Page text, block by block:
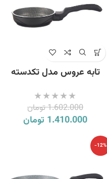
تابه عروس مدل تکدسته
1.602.000تومان
1.410.000 تومان
-12%